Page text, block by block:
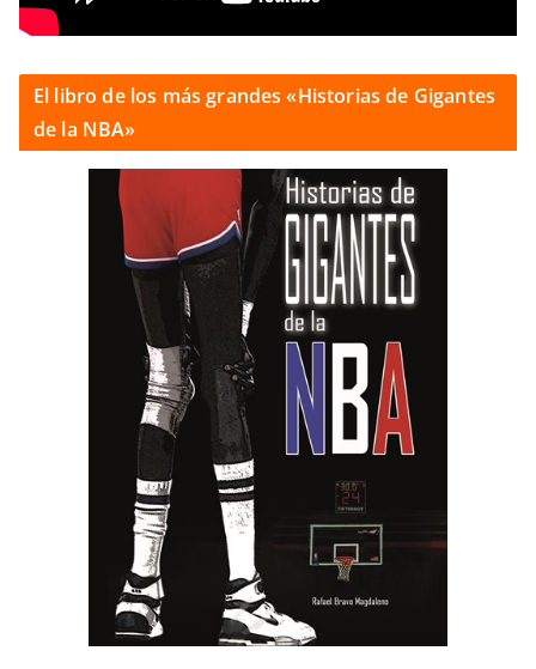
El libro de los más grandes «Historias de Gigantes
de la NBA»